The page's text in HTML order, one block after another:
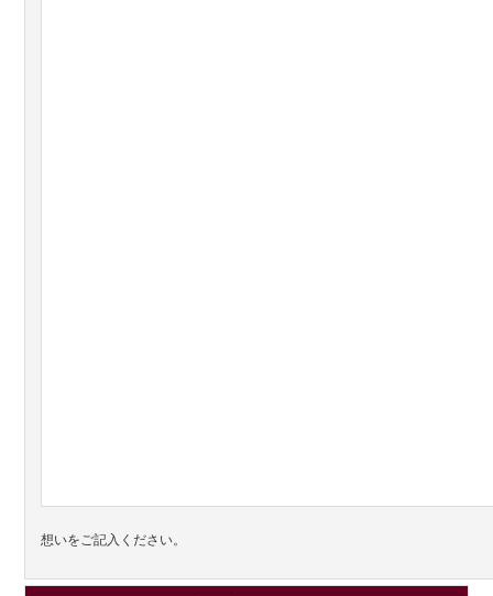
想いをご記入ください。